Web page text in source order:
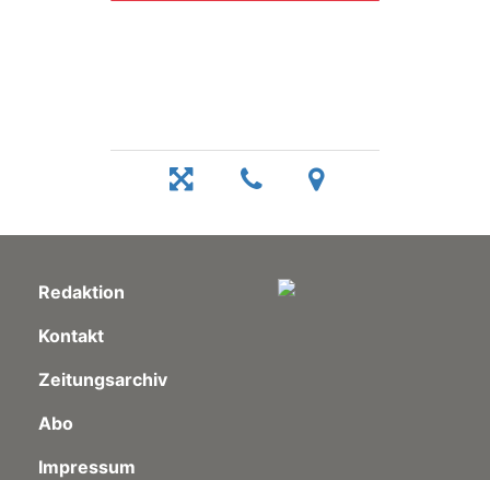
Redaktion
Kontakt
Zeitungsarchiv
Abo
Impressum